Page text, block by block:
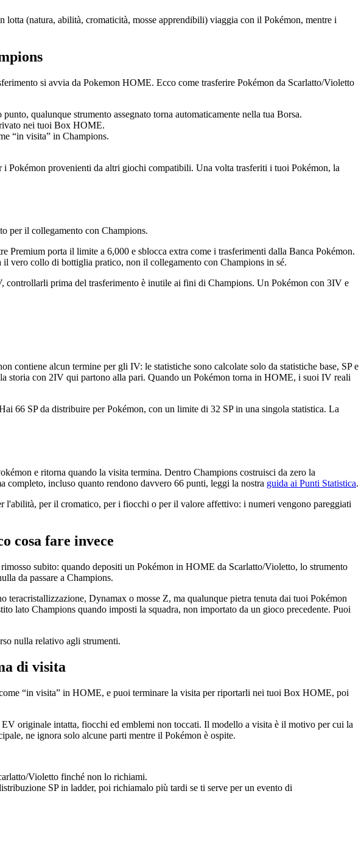
(natura, abilità, cromaticità, mosse apprendibili) viaggia con il Pokémon, mentre i
si avvia da Pokemon HOME. Ecco come trasferire Pokémon da Scarlatto/Violetto
qualunque strumento assegnato torna automaticamente nella tua Borsa.
nei tuoi Box HOME.
“in visita” in Champions.
provenienti da altri giochi compatibili. Una volta trasferiti i tuoi Pokémon, la
per il collegamento con Champions.
porta il limite a 6,000 e sblocca extra come i trasferimenti dalla Banca Pokémon.
vero collo di bottiglia pratico, non il collegamento con Champions in sé.
prima del trasferimento è inutile ai fini di Champions. Un Pokémon con 3IV e
contiene alcun termine per gli IV: le statistiche sono calcolate solo da statistiche base, SP e
storia con 2IV qui partono alla pari. Quando un Pokémon torna in HOME, i suoi IV reali
66 SP da distribuire per Pokémon, con un limite di 32 SP in una singola statistica. La
e ritorna quando la visita termina. Dentro Champions costruisci da zero la
completo, incluso quanto rendono davvero 66 punti, leggi la nostra guida ai Punti Statistica.
l'abilità, per il cromatico, per i fiocchi o per il valore affettivo: i numeri vengono pareggiati
cosa fare invece
subito: quando depositi un Pokémon in HOME da Scarlatto/Violetto, lo strumento
da passare a Champions.
teracristallizzazione, Dynamax o mosse Z, ma qualunque pietra tenuta dai tuoi Pokémon
lato Champions quando imposti la squadra, non importato da un gioco precedente. Puoi
nulla relativo agli strumenti.
di visita
“in visita” in HOME, e puoi terminare la visita per riportarli nei tuoi Box HOME, poi
originale intatta, fiocchi ed emblemi non toccati. Il modello a visita è il motivo per cui la
ne ignora solo alcune parti mentre il Pokémon è ospite.
Violetto finché non lo richiami.
SP in ladder, poi richiamalo più tardi se ti serve per un evento di